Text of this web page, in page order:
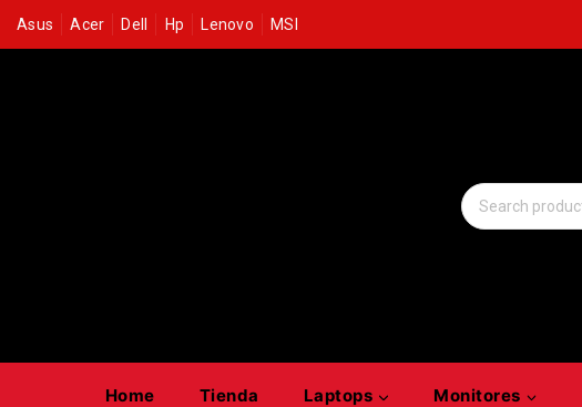
Asus Acer Dell Hp Lenovo MSI
Search for:
Home Tienda Laptops Monitores